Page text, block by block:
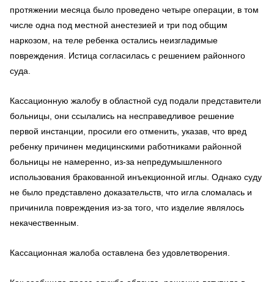
протяжении месяца было проведено четыре операции, в том
числе одна под местной анестезией и три под общим
наркозом, на теле ребенка остались неизгладимые
повреждения. Истица согласилась с решением районного
суда.
Кассационную жалобу в областной суд подали представители
больницы, они ссылались на несправедливое решение
первой инстанции, просили его отменить, указав, что вред
ребенку причинен медицинскими работниками районной
больницы не намеренно, из-за непредумышленного
использования бракованной инъекционной иглы. Однако суду
не было представлено доказательств, что игла сломалась и
причинила повреждения из-за того, что изделие являлось
некачественным.
Кассационная жалоба оставлена без удовлетворения.